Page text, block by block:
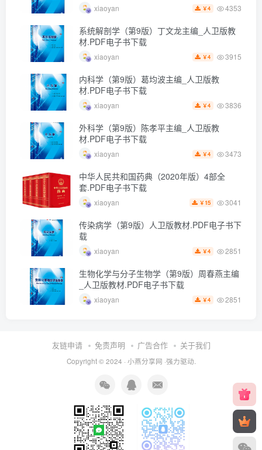
xiaoyan ￥4 4353
系统解剖学（第9版）丁文龙主编_人卫版教
材.PDF电子书下载
xiaoyan ￥4 3915
内科学（第9版）葛均波主编_人卫版教
材.PDF电子书下载
xiaoyan ￥4 3836
外科学（第9版）陈孝平主编_人卫版教
材.PDF电子书下载
xiaoyan ￥4 3473
中华人民共和国药典（2020年版）4部全
套.PDF电子书下载
xiaoyan ￥ 15 3041
传染病学（第9版）人卫版教材.PDF电子书下
载
xiaoyan ￥4 2851
生物化学与分子生物学（第9版）周春燕主编
_人卫版教材.PDF电子书下载
xiaoyan ￥4 2851
友链申请 免责声明 广告合作 关于我们
Copyright © 2024 · 小燕分享网 ·强力驱动.